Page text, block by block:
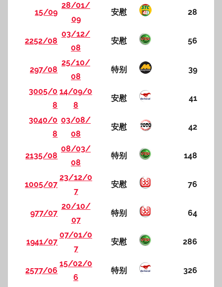
15/09
28/01/
09
安慰 28
2252/08
03/12/
08
安慰 56
297/08
25/10/
08
特别 39
3005/0
8
14/09/0
8
安慰 41
3040/0
8
03/08/
08
安慰 42
2135/08
08/03/
08
特别 148
1005/07
23/12/0
7
安慰 76
977/07
20/10/
07
特别 64
1941/07
07/01/0
7
安慰 286
2577/06
15/02/0
6
特别 326